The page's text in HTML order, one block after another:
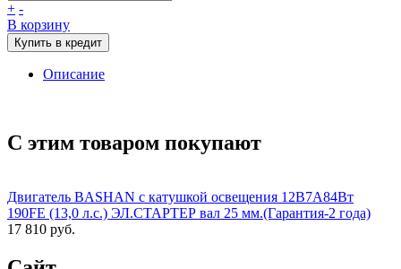
+ -
В корзину
Купить в кредит
Описание
С этим товаром покупают
Двигатель BASHAN с катушкой освещения 12В7А84Вт
190FE (13,0 л.с.) ЭЛ.СТАРТЕР вал 25 мм.(Гарантия-2 года)
17 810 руб.